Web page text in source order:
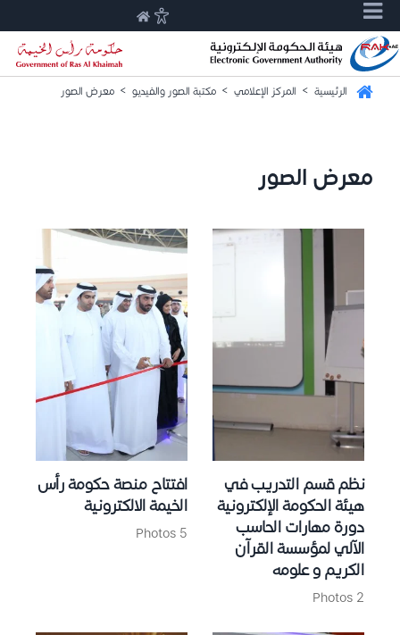
الرئيسية > المركز الإعلامي > مكتبة الصور والفيديو > معرض الصور
معرض الصور
نظم قسم التدريب في
هيئة الحكومة الإلكترونية
دورة مهارات الحاسب
الآلي لمؤسسة القرآن
الكريم و علومه
2 Photos
افتتاح منصة حكومة رأس
الخيمة الالكترونية
5 Photos